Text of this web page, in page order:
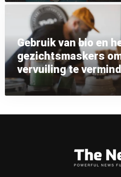
Gebruik van bio en
gezichtsmaskers
vervuiling te